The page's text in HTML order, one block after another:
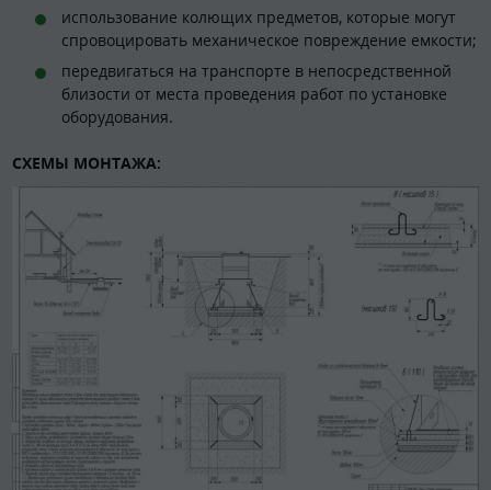
использование колющих предметов, которые могут
спровоцировать механическое повреждение емкости;
передвигаться на транспорте в непосредственной
близости от места проведения работ по установке
оборудования.
СХЕМЫ МОНТАЖА: